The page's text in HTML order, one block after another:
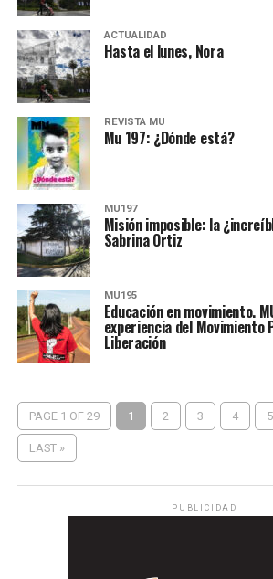
ACTUALIDAD
Hasta el lunes, Nora
REVISTA MU
Mu 197: ¿Dónde está?
MU197
Misión imposible: la
Sabrina Ortiz
MU195
Educación en movimiento.
experiencia del Movimiento
Liberación
PAGE 1 OF 29 1 2 3 4 5
LAST »
PUBLICIDAD